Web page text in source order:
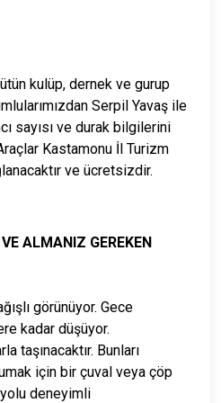
kulüp, dernek ve gurup
Serpil Yavaş ile
sayısı ve durak bilgilerini
Kastamonu İl Turizm
ve ücretsizdir.
ALMANIZ GEREKEN
görünüyor. Gece
kadar düşüyor.
taşınacaktır. Bunları
için bir çuval veya çöp
deneyimli